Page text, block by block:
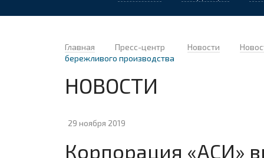
Главная Пресс-центр Новости
бережливого производства
НОВОСТИ
29 ноября 2019
Корпорация «АСИ»